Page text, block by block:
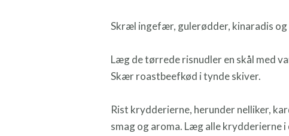
Skræl ingefær, gulerødder, kinaradis og
Læg de tørrede risnudler en skål med
Skær roastbeefkød i tynde skiver.
Rist krydderierne, herunder nelliker,
smag og aroma. Læg alle krydderierne